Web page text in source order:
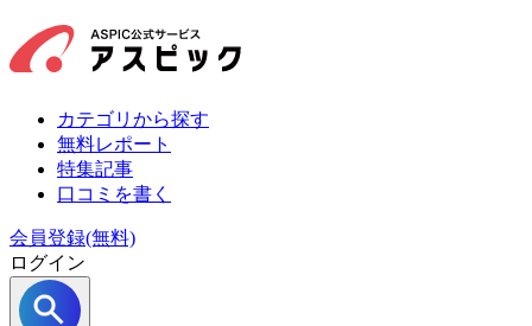
カテゴリから探す
無料レポート
特集記事
口コミを書く
会員登録(無料)
ログイン